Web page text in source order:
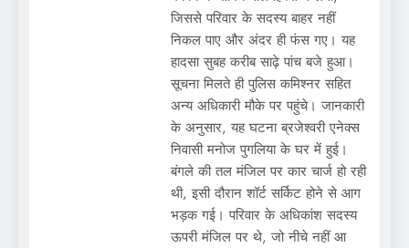
जिससे परिवार के सदस्य बाहर नहीं
निकल पाए और अंदर ही फंस गए। यह
हादसा सुबह करीब साढ़े पांच बजे हुआ।
सूचना मिलते ही पुलिस कमिश्नर सहित
अन्य अधिकारी मौके पर पहुंचे। जानकारी
के अनुसार, यह घटना ब्रजेश्वरी एनेक्स
निवासी मनोज पुगलिया के घर में हुई।
बंगले की तल मंजिल पर कार चार्ज हो रही
थी, इसी दौरान शॉर्ट सर्किट होने से आग
भड़क गई। परिवार के अधिकांश सदस्य
ऊपरी मंजिल पर थे, जो नीचे नहीं आ